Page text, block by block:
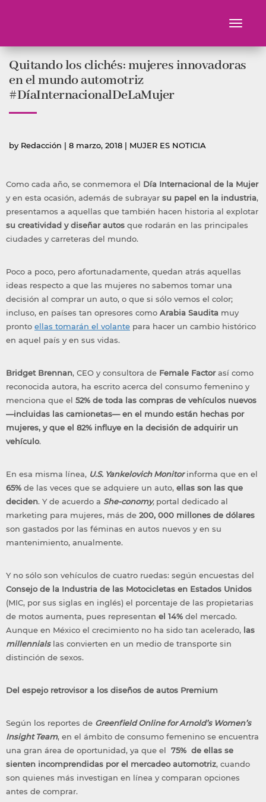
contenido
Toggle
Quitando los clichés: mujeres innovadoras
en el mundo automotriz
#DíaInternacionalDeLaMujer
by Publicado
Redacción | 8 marzo, 2018 | Publicada
MUJER ES NOTICIA
Como cada año, se conmemora el Día Internacional de la Mujer
y en esta ocasión, además de subrayar su papel en la industria,
presentamos a aquellas que también hacen historia al explotar
su creatividad y diseñar autos que rodarán en las principales
ciudades y carreteras del mundo.
Poco a poco, pero afortunadamente, quedan atrás aquellas
ideas respecto a que las mujeres no sabemos tomar una
decisión al comprar un auto, o que si sólo vemos el color;
incluso, en países tan opresores como Arabia Saudita muy
pronto ellas tomarán el volante para hacer un cambio histórico
en aquel país y en sus vidas.
Bridget Brennan, CEO y consultora de Female Factorasí como
reconocida autora, ha escrito acerca del consumo femenino y
menciona que el 52% de toda las compras de vehículos nuevos
—incluidas las camionetas— en el mundo están hechas por
mujeres, y que el 82% influye en la decisión de adquirir un
vehículo.
En esa misma línea, U.S. Yankelovich Monitor informa que en el
65% de las veces que se adquiere un auto, ellas son las que
deciden. Y de acuerdo a She-conomy, portal dedicado al
marketing para mujeres, más de 200, 000 millones de dólares
son gastados por las féminas en autos nuevos y en su
mantenimiento, anualmente.
Y no sólo son vehículos de cuatro ruedas: según encuestas del
Consejo de la Industria de las Motocicletas en Estados Unidos
(MIC, por sus siglas en inglés) el porcentaje de las propietarias
de motos aumenta, pues representan el 14% del mercado.
Aunque en México el crecimiento no ha sido tan acelerado, las
millennialslas convierten en un medio de transporte sin
distinción de sexos.
Del espejo retrovisor a los diseños de autos Premium
Según los reportes de Greenfield Online for Arnold’s Women’s
Insight Team, en el ámbito de consumo femenino se encuentra
una gran área de oportunidad, ya que el 75% de ellas se
sienten incomprendidas por el mercadeo automotriz, cuando
son quienes más investigan en línea y comparan opciones
antes de comprar.